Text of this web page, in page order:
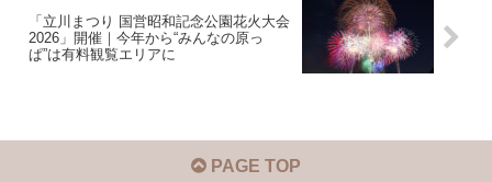
「立川まつり 国営昭和記念公園花火大会
2026」開催｜今年から“みんなの原っ
ぱ”は有料観覧エリアに
PAGE TOP